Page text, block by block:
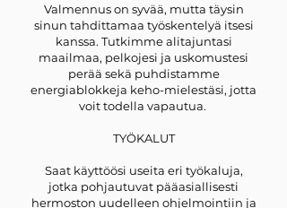
Valmennus on syvää, mutta täysin
sinun tahdittamaa työskentelyä itsesi
kanssa. Tutkimme alitajuntasi
maailmaa, pelkojesi ja uskomustesi
perää sekä puhdistamme
energiablokkeja keho-mielestäsi, jotta
voit todella vapautua.
TYÖKALUT
Saat käyttöösi useita eri työkaluja,
jotka pohjautuvat pääasiallisesti
hermoston uudelleen ohjelmointiin ja